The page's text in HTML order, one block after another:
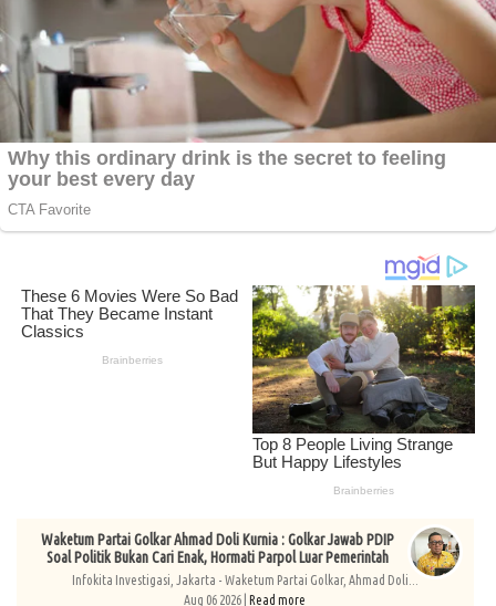
Waketum Partai Golkar Ahmad Doli Kurnia : Golkar Jawab PDIP
Soal Politik Bukan Cari Enak, Hormati Parpol Luar Pemerintah
Infokita Investigasi, Jakarta - Waketum Partai Golkar, Ahmad Doli...
Aug 06 2026 | Read more